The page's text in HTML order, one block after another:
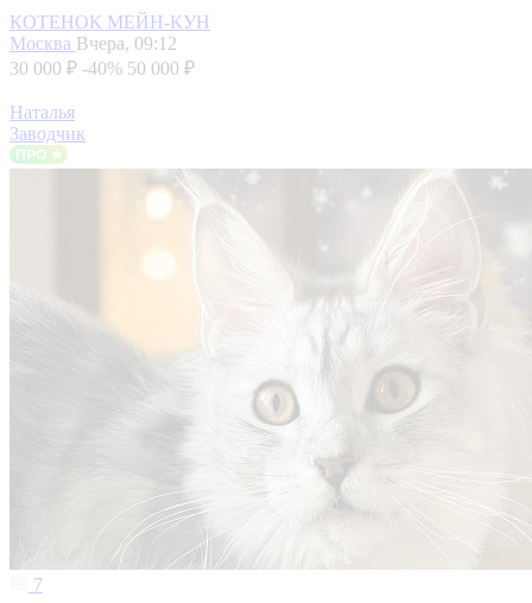
КОТЕНОК МЕЙН-КУН
Москва Вчера, 09:12
30 000 ₽ -40% 50 000 ₽
Наталья
Заводчик
7